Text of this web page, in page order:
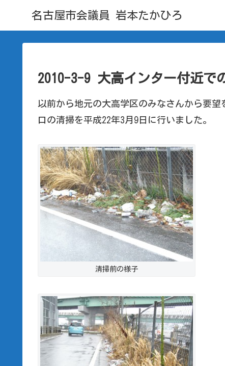
名古屋市会議員 岩本たかひろ
2010-3-9 大高インター付近で
以前から地元の大高学区のみなさんから要
口の清掃を平成22年3月9日に行いました。
清掃前の様子